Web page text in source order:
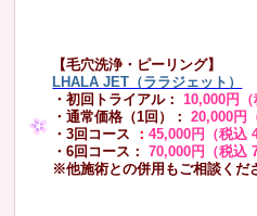
【毛穴洗浄・ピーリング】
LHALA JET（ララジェット）
・初回トライアル：10,000円（
・通常価格（1回）：
20,000円
・3回コース ：45,000円（税込
・6回コース：
70,000円（税込
※他施術との併用もご相談くだ